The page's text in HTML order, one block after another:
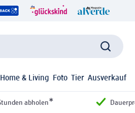
Home & Living Foto Tier Ausverkauf
abholen*